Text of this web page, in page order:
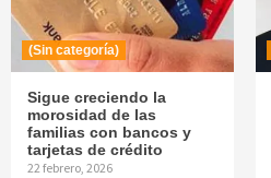
(Sin categoría)
Sigue creciendo la
morosidad de las
familias con bancos y
tarjetas de crédito
22 febrero, 2026